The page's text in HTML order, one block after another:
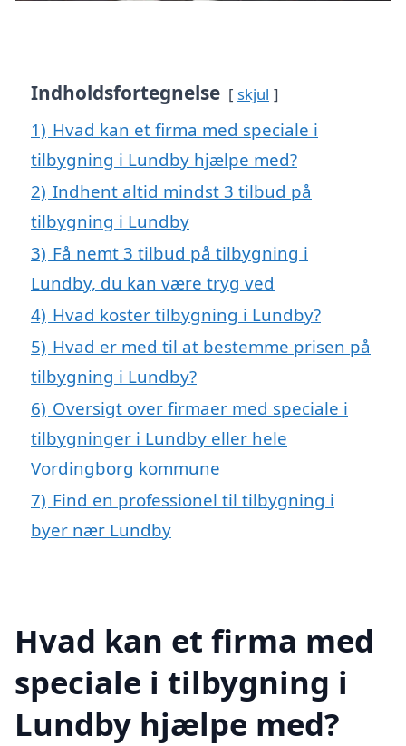
Indholdsfortegnelse skjul
1) Hvad kan et firma med speciale i
tilbygning i Lundby hjælpe med?
2) Indhent altid mindst 3 tilbud på
tilbygning i Lundby
3) Få nemt 3 tilbud på tilbygning i
Lundby, du kan være tryg ved
4) Hvad koster tilbygning i Lundby?
5) Hvad er med til at bestemme prisen på
tilbygning i Lundby?
6) Oversigt over firmaer med speciale i
tilbygninger i Lundby eller hele
Vordingborg kommune
7) Find en professionel til tilbygning i
byer nær Lundby
Hvad kan et firma med
speciale i tilbygning i
Lundby hjælpe med?